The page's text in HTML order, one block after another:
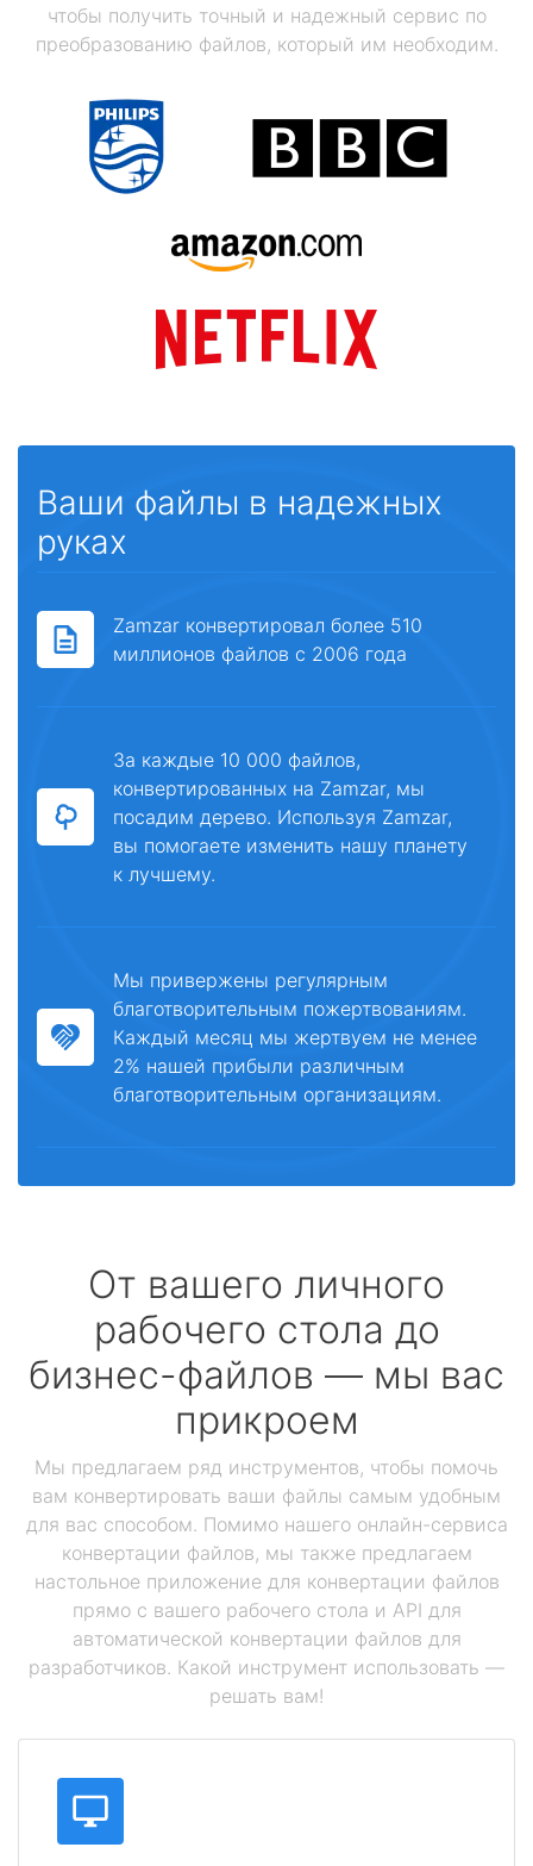
чтобы получить точный и надежный сервис по
преобразованию файлов, который им необходим.
Ваши файлы в надежных
руках
Zamzar конвертировал более 510
миллионов файлов с 2006 года
За каждые 10 000 файлов,
конвертированных на Zamzar, мы
посадим дерево. Используя Zamzar,
вы помогаете изменить нашу планету
к лучшему.
Мы привержены регулярным
благотворительным пожертвованиям.
Каждый месяц мы жертвуем не менее
2% нашей прибыли различным
благотворительным организациям.
От вашего личного
рабочего стола до
бизнес-файлов — мы вас
прикроем
Мы предлагаем ряд инструментов, чтобы помочь
вам конвертировать ваши файлы самым удобным
для вас способом. Помимо нашего онлайн-сервиса
конвертации файлов, мы также предлагаем
настольное приложение для конвертации файлов
прямо с вашего рабочего стола и API для
автоматической конвертации файлов для
разработчиков. Какой инструмент использовать —
решать вам!